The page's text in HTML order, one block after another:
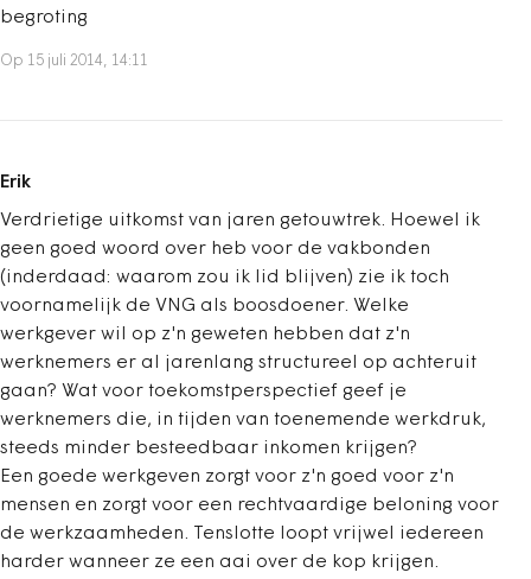
begroting
Op 15 juli 2014, 14:11
Erik
Verdrietige uitkomst van jaren getouwtrek. Hoewel ik
geen goed woord over heb voor de vakbonden
(inderdaad: waarom zou ik lid blijven) zie ik toch
voornamelijk de VNG als boosdoener. Welke
werkgever wil op z'n geweten hebben dat z'n
werknemers er al jarenlang structureel op achteruit
gaan? Wat voor toekomstperspectief geef je
werknemers die, in tijden van toenemende werkdruk,
steeds minder besteedbaar inkomen krijgen?
Een goede werkgeven zorgt voor z'n goed voor z'n
mensen en zorgt voor een rechtvaardige beloning voor
de werkzaamheden. Tenslotte loopt vrijwel iedereen
harder wanneer ze een aai over de kop krijgen.